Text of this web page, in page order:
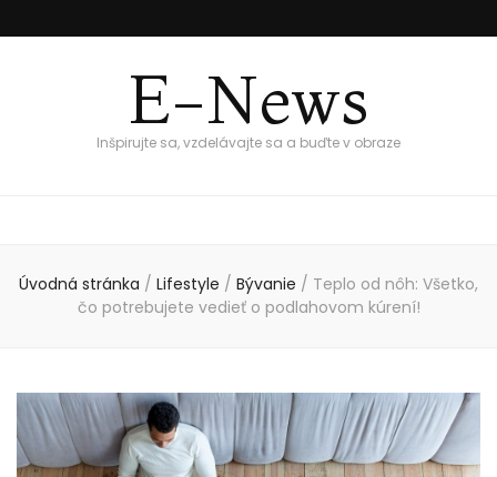
E-News
Inšpirujte sa, vzdelávajte sa a buďte v obraze
Úvodná stránka / Lifestyle / Bývanie / Teplo od nôh: Všetko,
čo potrebujete vedieť o podlahovom kúrení!